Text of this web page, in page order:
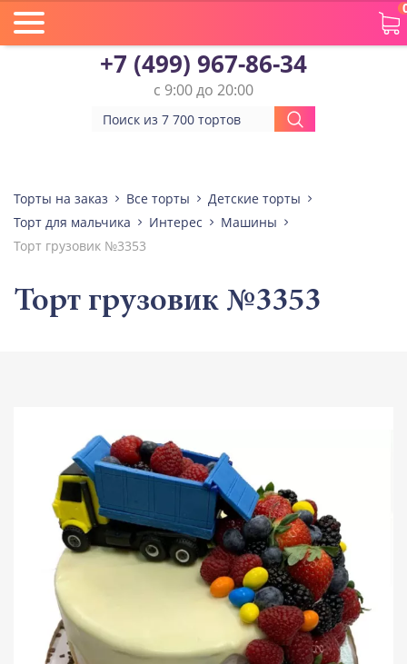
+7 (499) 967-86-34
с 9:00 до 20:00
Торты на заказ Все торты
Детские торты
Торт для мальчика
Интерес
Машины
Торт грузовик №3353
Торт грузовик №3353